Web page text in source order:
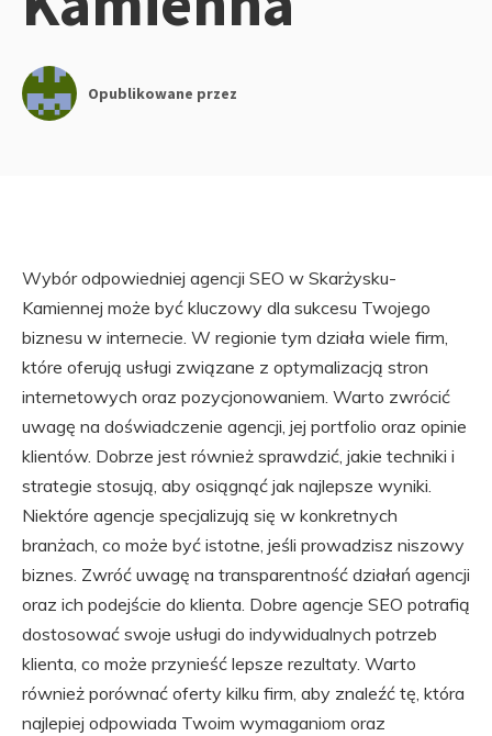
Opublikowane przez
Wybór odpowiedniej agencji SEO w Skarżysku-
Kamiennej może być kluczowy dla sukcesu Twojego
biznesu w internecie. W regionie tym działa wiele firm,
które oferują usługi związane z optymalizacją stron
internetowych oraz pozycjonowaniem. Warto zwrócić
uwagę na doświadczenie agencji, jej portfolio oraz opinie
klientów. Dobrze jest również sprawdzić, jakie techniki i
strategie stosują, aby osiągnąć jak najlepsze wyniki.
Niektóre agencje specjalizują się w konkretnych
branżach, co może być istotne, jeśli prowadzisz niszowy
biznes. Zwróć uwagę na transparentność działań agencji
oraz ich podejście do klienta. Dobre agencje SEO potrafią
dostosować swoje usługi do indywidualnych potrzeb
klienta, co może przynieść lepsze rezultaty. Warto
również porównać oferty kilku firm, aby znaleźć tę, która
najlepiej odpowiada Twoim wymaganiom oraz